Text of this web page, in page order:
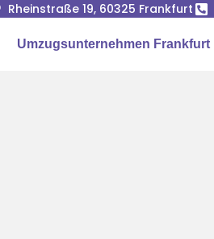
Rheinstraße 19, 60325 Frankfurt
Umzugsunternehmen Frankfurt